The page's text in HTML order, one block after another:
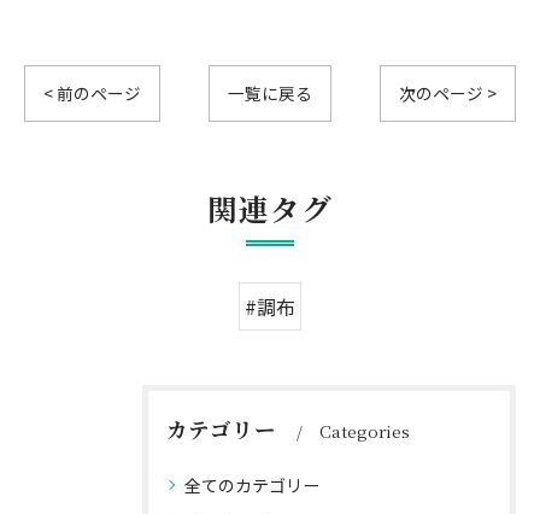
< 前のページ 一覧に戻る 次のページ >
関連タグ
#調布
カテゴリー Categories
全てのカテゴリー